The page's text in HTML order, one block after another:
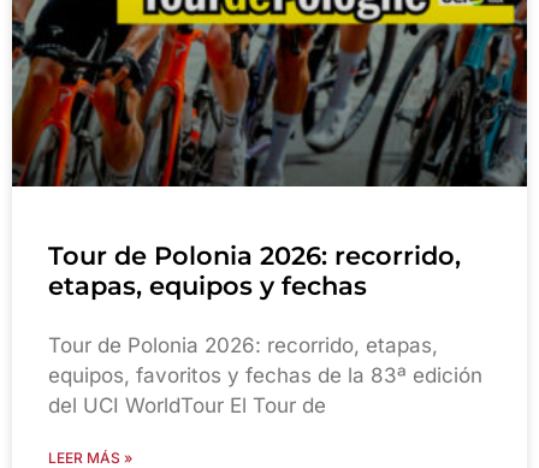
Tour de Polonia 2026: recorrido,
etapas, equipos y fechas
Tour de Polonia 2026: recorrido, etapas,
equipos, favoritos y fechas de la 83ª edición
del UCI WorldTour El Tour de
LEER MÁS »